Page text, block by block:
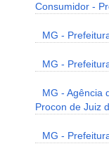
Consumidor -
MG -
MG -
MG - Agência
Procon de Juiz
MG -